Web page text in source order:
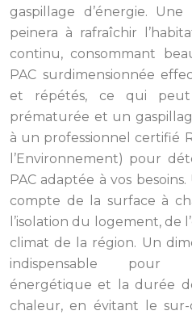
gaspillage d’énergie. Une
peinera à rafraîchir
continu, consommant
PAC surdimensionnée
et répétés, ce qui
prématurée et un
à un professionnel certifié
l’Environnement) pour
PAC adaptée à vos
compte de la surface à
l’isolation du logement, de
climat de la région. Un
indispensable pour
énergétique et la durée
chaleur, en évitant le